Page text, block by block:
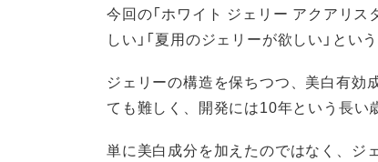
今回の「ホワイト ジェリー アクアリス
しい」「夏用のジェリーが欲しい」とい
ジェリーの構造を保ちつつ、美白有効
ても難しく、開発には10年という長い
単に美白成分を加えたのではなく、ジ